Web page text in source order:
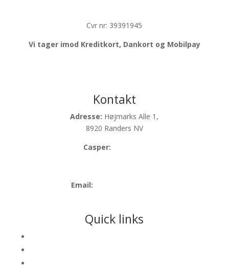
Cvr nr: 39391945
Vi tager imod Kreditkort, Dankort og Mobilpay
Kontakt
Adresse: Højmarks Alle 1,
8920 Randers NV
Casper:
Email:
Quick links